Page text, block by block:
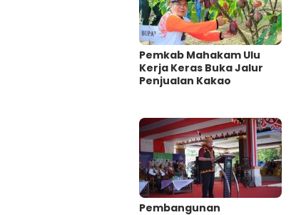
Pemkab Mahakam Ulu
Kerja Keras Buka Jalur
Penjualan Kakao
Pembangunan